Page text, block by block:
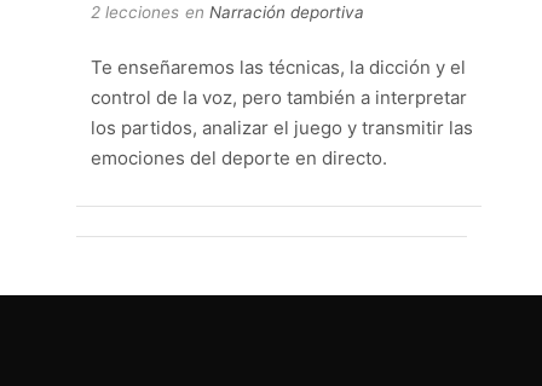
2 lecciones en Narración deportiva
Te enseñaremos las técnicas, la dicción y el
control de la voz, pero también a interpretar
los partidos, analizar el juego y transmitir las
emociones del deporte en directo.